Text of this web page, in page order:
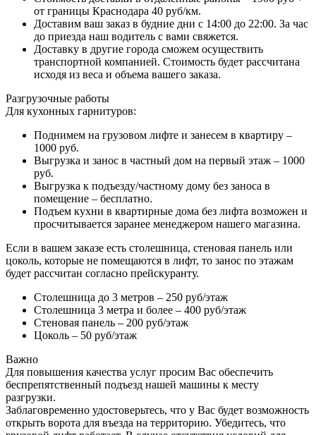
от границы Краснодара 40 руб/км.
Доставим ваш заказ в будние дни с 14:00 до 22:00. За час
до приезда наш водитель с вами свяжется.
Доставку в другие города сможем осуществить
транспортной компанией. Стоимость будет рассчитана
исходя из веса и объема вашего заказа.
Разгрузочные работы
Для кухонных гарнитуров:
Поднимем на грузовом лифте и занесем в квартиру –
1000 руб.
Выгрузка и занос в частный дом на первый этаж – 1000
руб.
Выгрузка к подъезду/частному дому без заноса в
помещение – бесплатно.
Подъем кухни в квартирные дома без лифта возможен и
просчитывается заранее менеджером нашего магазина.
Если в вашем заказе есть столешница, стеновая панель или
цоколь, которые не помещаются в лифт, то занос по этажам
будет рассчитан согласно прейскуранту.
Столешница до 3 метров – 250 руб/этаж
Столешница 3 метра и более – 400 руб/этаж
Стеновая панель – 200 руб/этаж
Цоколь – 50 руб/этаж
Важно
Для повышения качества услуг просим Вас обеспечить
беспрепятственный подъезд нашей машины к месту
разгрузки.
Заблаговременно удостоверьтесь, что у Вас будет возможность
открыть ворота для въезда на территорию. Убедитесь, что